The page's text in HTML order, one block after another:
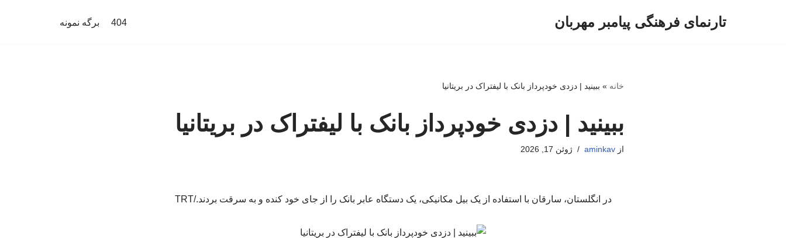
تارنمای فرهنگی پیامبر مهربان 404 برگه نمونه
خانه » ببینید | دزدی خودپرداز بانک با لیفتراک در بریتانیا
ببینید | دزدی خودپرداز بانک با لیفتراک در بریتانیا
ازaminkav ژوئن 17, 2026
در انگلستان، سارقان با استفاده از یک بیل مکانیکی، یک دستگاه عابر بانک را از جای خود کنده و به سرقت بردند./TRT